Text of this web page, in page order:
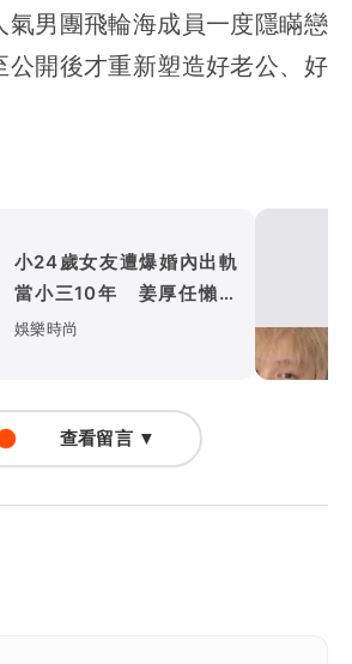
氣男團飛輪海成員一度隱瞞戀
公開後才重新塑造好老公、好
小24歲女友遭爆婚內出軌
當小三10年 姜厚任懶理
反嗆爆料者「頭腦有問題」
娛樂時尚
查看留言 ▼